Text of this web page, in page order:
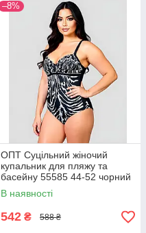
–8%
ОПТ Суцільний жіночий
купальник для пляжу та
басейну 55585 44-52 чорний
на 48 50 52 54 56 розмір
В наявності
542 ₴ 588 ₴